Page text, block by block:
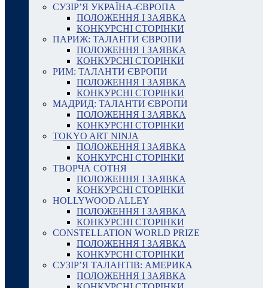
СУЗІР’Я УКРАЇНА-ЄВРОПА
ПОЛОЖЕННЯ І ЗАЯВКА
КОНКУРСНІ СТОРІНКИ
ПАРИЖ: ТАЛАНТИ ЄВРОПИ
ПОЛОЖЕННЯ І ЗАЯВКА
КОНКУРСНІ СТОРІНКИ
РИМ: ТАЛАНТИ ЄВРОПИ
ПОЛОЖЕННЯ І ЗАЯВКА
КОНКУРСНІ СТОРІНКИ
МАДРИД: ТАЛАНТИ ЄВРОПИ
ПОЛОЖЕННЯ І ЗАЯВКА
КОНКУРСНІ СТОРІНКИ
TOKYO ART NINJA
ПОЛОЖЕННЯ І ЗАЯВКА
КОНКУРСНІ СТОРІНКИ
ТВОРЧА СОТНЯ
ПОЛОЖЕННЯ І ЗАЯВКА
КОНКУРСНІ СТОРІНКИ
HOLLYWOOD ALLEY
ПОЛОЖЕННЯ І ЗАЯВКА
КОНКУРСНІ СТОРІНКИ
CONSTELLATION WORLD PRIZE
ПОЛОЖЕННЯ І ЗАЯВКА
КОНКУРСНІ СТОРІНКИ
СУЗІР’Я ТАЛАНТІВ: АМЕРИКА
ПОЛОЖЕННЯ І ЗАЯВКА